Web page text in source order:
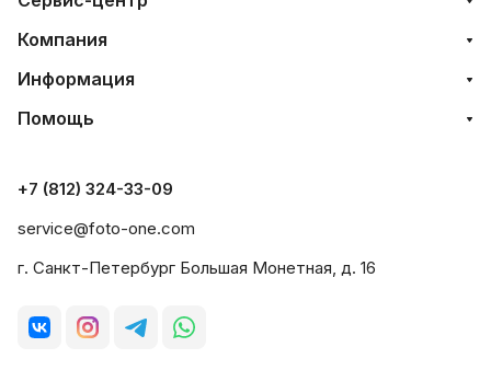
Компания
Информация
Помощь
+7 (812) 324-33-09
service@foto-one.com
г. Санкт-Петербург Большая Монетная, д. 16